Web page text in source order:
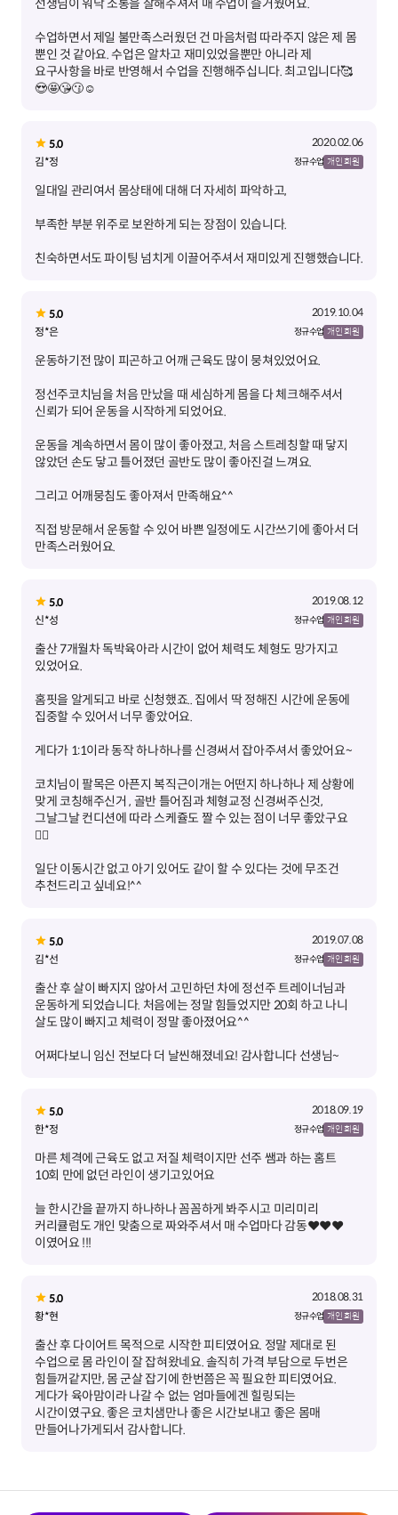
수업하면서 제일 불만족스러웠던 건 마음처럼 따라주지 않은 제 몸
뿐인 것 같아요. 수업은 알차고 재미있었을뿐만 아니라 제
요구사항을 바로 반영해서 수업을 진행해주십니다. 최고입니다🥰
😍🤩😘😗☺
5.0
2020.02.06
김*정
정규 수업 개인 회원
친숙하면서도 파이팅 넘치게 이끌어주셔서 재미있게 진행했습니다.
5.0
2019.10.04
정*은
정규 수업 개인 회원
정선주코치님을 처음 만났을 때 세심하게 몸을 다 체크해주셔서
운동을 계속하면서 몸이 많이 좋아졌고, 처음 스트레칭할 때 닿지
직접 방문해서 운동할 수 있어 바쁜 일정에도 시간쓰기에 좋아서 더
만족스러웠어요.
5.0
2019.08.12
신*성
정규 수업 개인 회원
출산 7개월차 독박육아라 시간이 없어 체력도 체형도 망가지고
홈핏을 알게되고 바로 신청했죠.. 집에서 딱 정해진 시간에 운동에
코치님이 팔목은 아픈지 복직근이개는 어떤지 하나하나 제 상황에
맞게 코칭해주신거 , 골반 틀어짐과 체형교정 신경써주신것,
그날그날 컨디션에 따라 스케쥴도 짤 수 있는 점이 너무 좋았구요
일단 이동시간 없고 아기 있어도 같이 할 수 있다는 것에 무조건
추천드리고 싶네요!^^
5.0
2019.07.08
김*선
정규 수업 개인 회원
출산 후 살이 빠지지 않아서 고민하던 차에 정선주 트레이너님과
운동하게 되었습니다. 처음에는 정말 힘들었지만 20회 하고 나니
어쩌다보니 임신 전보다 더 날씬해졌네요! 감사합니다 선생님~
5.0
2018.09.19
한*정
정규 수업 개인 회원
마른 체격에 근육도 없고 저질 체력이지만 선주 쌤과 하는 홈트
늘 한시간을 끝까지 하나하나 꼼꼼하게 봐주시고 미리미리
커리큘럼도 개인 맞춤으로 짜와주셔서 매 수업마다 감동❤️❤️❤️
이였어요 !!!
5.0
2018.08.31
황*현
정규 수업 개인 회원
출산 후 다이어트 목적으로 시작한 피티였어요. 정말 제대로 된
수업으로 몸 라인이 잘 잡혀왔네요. 솔직히 가격 부담으로 두번은
힘들꺼같지만, 몸 군살 잡기에 한번쯤은 꼭 필요한 피티였어요.
게다가 육아맘이라 나갈 수 없는 엄마들에겐 힐링되는
시간이였구요. 좋은 코치샘만나 좋은 시간보내고 좋은 몸매
만들어나가게되서 감사합니다.